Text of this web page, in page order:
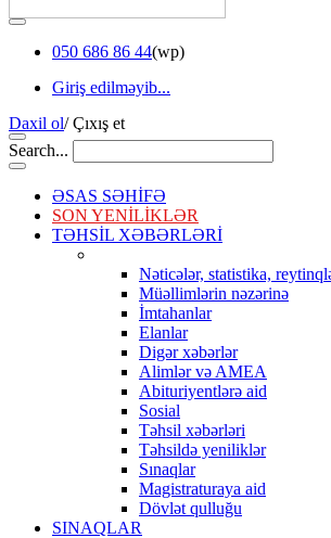
050 686 86 44(wp)
Giriş edilməyib...
Daxil ol/Çıxış et
Search...
ƏSAS SƏHİFƏ
SON YENİLİKLƏR
TƏHSİL XƏBƏRLƏRİ
Nəticələr, statistika,
Müəllimlərin nəzərinə
İmtahanlar
Elanlar
Digər xəbərlər
Alimlər və AMEA
Abituriyentlərə aid
Sosial
Təhsil xəbərləri
Təhsildə yeniliklər
Sınaqlar
Magistraturaya aid
Dövlət qulluğu
SINAQLAR